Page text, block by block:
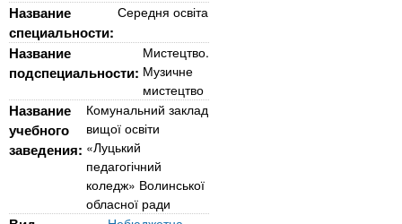
t
s
.
i
а
в
е
д
е
н
Онлайн курсы
За рубежом
Название
специальности:
Середня освіта
Название
подспециальности:
Мистецтво.
Музичне
мистецтво
Название
учебного
заведения:
Комунальний заклад
вищої освіти
«Луцький
педагогічний
коледж» Волинської
обласної ради